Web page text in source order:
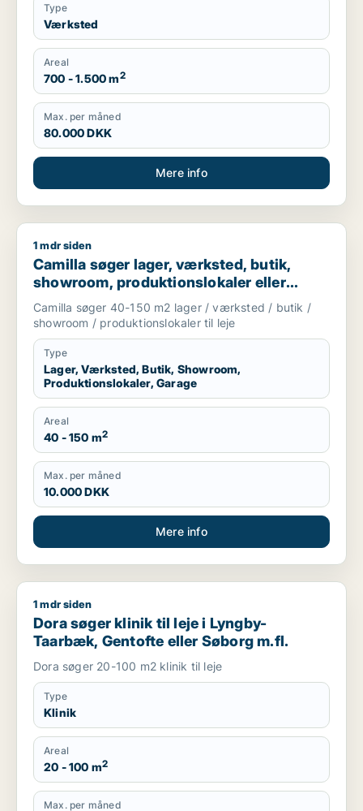
Type
Værksted
Areal
700 - 1.500 m2
Max. per måned
80.000 DKK
Mere info
Camilla søger lager, værksted, butik, showroom,
1 mdr siden
Camilla søger lager, værksted, butik,
showroom, produktionslokaler eller
garage til leje i Nordsjælland
Camilla søger 40-150 m2 lager / værksted / butik /
showroom / produktionslokaler til leje
Type
Lager, Værksted, Butik, Showroom,
Produktionslokaler, Garage
Areal
40 - 150 m2
Max. per måned
10.000 DKK
Mere info
Dora søger klinik til leje i Lyngby-Taarbæk, Gentofte eller
1 mdr siden
Dora søger klinik til leje i Lyngby-
Taarbæk, Gentofte eller Søborg m.fl.
Dora søger 20-100 m2 klinik til leje
Type
Klinik
Areal
20 - 100 m2
Max. per måned